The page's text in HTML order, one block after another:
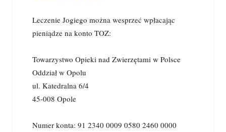
Leczenie Jogiego można wesprzeć wpłacając
pieniądze na konto TOZ:
Towarzystwo Opieki nad Zwierzętami w Polsce
Oddział w Opolu
ul. Katedralna 6/4
45-008 Opole
Numer konta: 91 2340 0009 0580 2460 0000